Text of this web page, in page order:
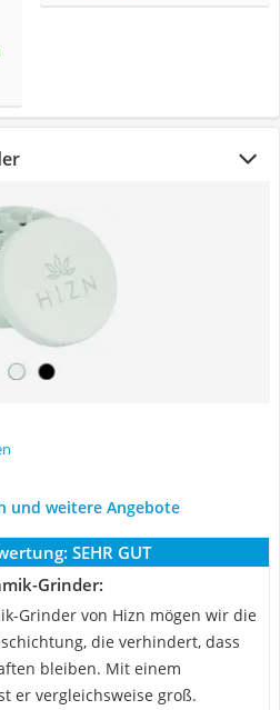
und weitere Angebote
SEHR GUT
Grinder:
Grinder von Hizn mögen wir die
die verhindert, dass
bleiben. Mit einem
er vergleichsweise groß.